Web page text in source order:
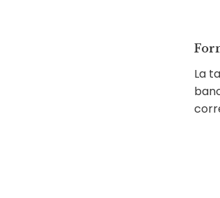
La